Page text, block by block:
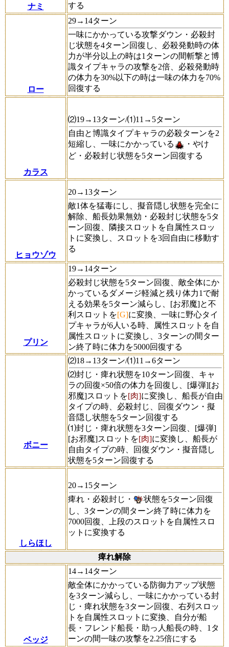
ナミ
する
ロー
29→14ターン
一味にかかっている攻撃ダウン・必殺封
じ状態を4ターン回復し、必殺発動時の体
力が半分以上の時は1ターンの間斬撃と博
識タイプキャラの攻撃を2倍、必殺発動時
の体力を30%以下の時は一味の体力を70%
回復する
カラス
⑵19→13ターン/⑴11→5ターン
自由と博識タイプキャラの必殺ターンを2
短縮し、一味にかかっている
・やけ
ど・必殺封じ状態を5ターン回復する
ヒョウゾウ
20→13ターン
敵1体を猛毒にし、擬音隠し状態を完全に
解除、船長効果無効・必殺封じ状態を5タ
ーン回復、隣接スロットを自属性スロッ
トに変換し、スロットを3回自由に移動す
る
プリン
19→14ターン
必殺封じ状態を5ターン回復、敵全体にか
かっているダメージ軽減と残り体力1で耐
える効果を5ターン減らし、[お邪魔]と不
利スロットを[G]に変換、一味に野心タイ
プキャラが6人いる時、属性スロットを自
属性スロットに変換し、3ターンの間ター
ン終了時に体力を5000回復する
ボニー
⑵18→13ターン/⑴11→6ターン
⑵封じ・痺れ状態を10ターン回復、キャ
ラの回復×50倍の体力を回復し、[爆弾][お
邪魔]スロットを[肉]に変換し、船長が自由
タイプの時、必殺封じ、回復ダウン・擬
音隠し状態を5ターン回復する
⑴封じ・痺れ状態を3ターン回復、[爆弾]
[お邪魔]スロットを[肉]に変換し、船長が
自由タイプの時、回復ダウン・擬音隠し
状態を5ターン回復する
しらほし
20→15ターン
痺れ・必殺封じ・
状態を5ターン回復
し、3ターンの間ターン終了時に体力を
7000回復、上段のスロットを自属性スロ
ットに変換する
痺れ解除
ベッジ
14→14ターン
敵全体にかかっている防御力アップ状態
を3ターン減らし、一味にかかっている封
じ・痺れ状態を3ターン回復、右列スロッ
トを自属性スロットに変換、自分が船
長・フレンド船長・助っ人船長の時、1タ
ーンの間一味の攻撃を2.25倍にする